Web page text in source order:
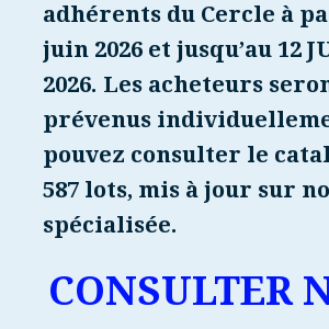
adhérents du Cercle à
juin 2026 et jusqu’au 12
2026. Les acheteurs
prévenus
pouvez consulter le
587 lots, mis à jour sur
spécialisée.
CONSULTER